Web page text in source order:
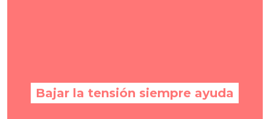
Bajar la tensión siempre ayuda